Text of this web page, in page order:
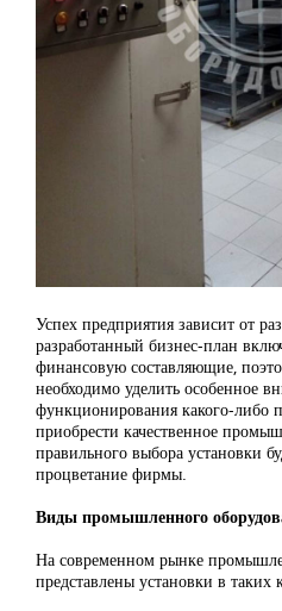
Успех предприятия зависит от
разработанный бизнес-план
финансовую составляющие,
необходимо уделить особенное
функционирования какого-либо
приобрести качественное
правильного выбора установки
процветание фирмы.
Виды промышленного
На современном рынке
представлены установки в таких